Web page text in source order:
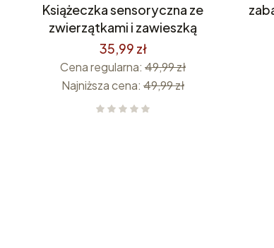
Książeczka sensoryczna ze
zwierzątkami i zawieszką
35,99 zł
Cena regularna: 49,99 zł
Najniższa cena: 49,99 zł